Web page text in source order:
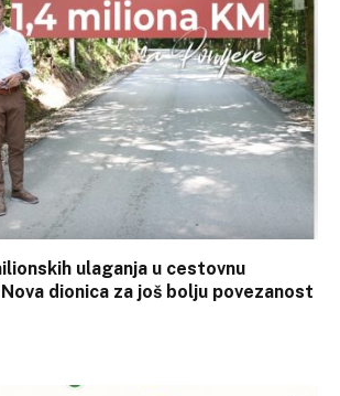
ulaganja u cestovnu
dionica za još bolju povezanost